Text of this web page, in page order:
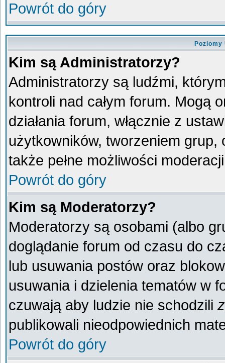
Powrót do góry
Kim są Administratorzy?
Administratorzy są ludźmi,
kontroli nad całym forum. Mogą
działania forum, włącznie z
użytkowników, tworzeniem
także pełne możliwości
Powrót do góry
Kim są Moderatorzy?
Moderatorzy są osobami (albo
doglądanie forum od czasu do
lub usuwania postów oraz
usuwania i dzielenia tematów w
czuwają aby ludzie nie schodzili
publikowali nieodpowiednich
Powrót do góry